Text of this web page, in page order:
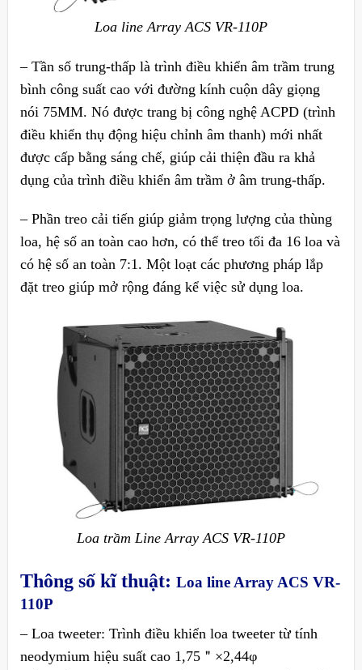
Loa line Array ACS VR-110P
– Tần số trung-thấp là trình điều khiển âm trầm trung
bình công suất cao với đường kính cuộn dây giọng
nói 75MM. Nó được trang bị công nghệ ACPD (trình
điều khiển thụ động hiệu chỉnh âm thanh) mới nhất
được cấp bằng sáng chế, giúp cải thiện đầu ra khả
dụng của trình điều khiển âm trầm ở âm trung-thấp.
– Phần treo cải tiến giúp giảm trọng lượng của thùng
loa, hệ số an toàn cao hơn, có thể treo tối đa 16 loa và
có hệ số an toàn 7:1. Một loạt các phương pháp lắp
đặt treo giúp mở rộng đáng kể việc sử dụng loa.
Loa trầm Line Array ACS VR-110P
Thông số kĩ thuật: Loa line Array ACS VR-
110P
– Loa tweeter: Trình điều khiển loa tweeter từ tính
neodymium hiệu suất cao 1,75＂×2,44φ